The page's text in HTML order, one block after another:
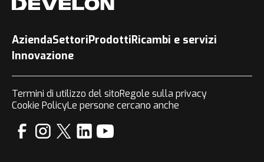
AziendaSettoriProdottiRicambi e servizi
Innovazione
Termini di utilizzo del sitoRegole sulla privacy
Cookie PolicyLe persone cercano anche